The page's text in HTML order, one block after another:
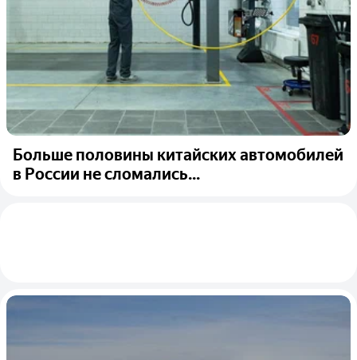
Больше половины китайских автомобилей
в России не сломались...